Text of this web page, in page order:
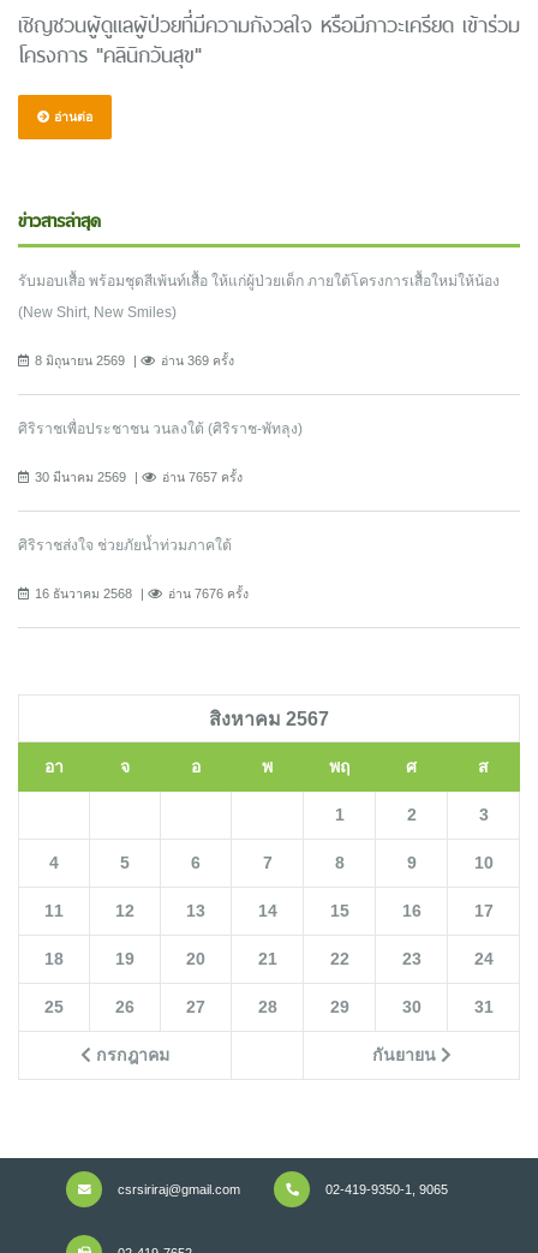
เชิญชวนผู้ดูแลผู้ป่วยที่มีความกังวลใจ หรือมีภาวะเครียด เข้าร่วม
โครงการ "คลินิกวันสุข"
อ่านต่อ
ข่าวสารล่าสุด
รับมอบเสื้อ พร้อมชุดสีเพ้นท์เสื้อ ให้แก่ผู้ป่วยเด็ก ภายใต้โครงการเสื้อใหม่ให้น้อง
(New Shirt, New Smiles)
8 มิถุนายน 2569 อ่าน 369 ครั้ง
ศิริราชเพื่อประชาชน วนลงใต้ (ศิริราช-พัทลุง)
30 มีนาคม 2569 อ่าน 7657 ครั้ง
ศิริราชส่งใจ ช่วยภัยน้ำท่วมภาคใต้
16 ธันวาคม 2568 อ่าน 7676 ครั้ง
สิงหาคม 2567
อา จ อ พ พฤ ศ ส
กรกฎาคม กันยายน
1 2 3
4 5 6 7 8 9 10
11 12 13 14 15 16 17
18 19 20 21 22 23 24
25 26 27 28 29 30 31
csrsiriraj@gmail.com 02-419-9350-1, 9065